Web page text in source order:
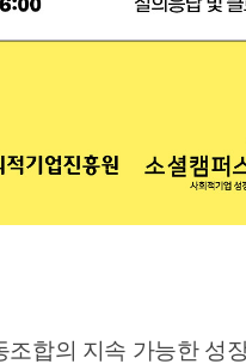
조합의 지속 가능한 성